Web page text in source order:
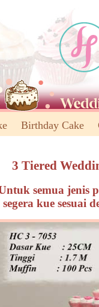
Birthday Cake
3 Tiered
semua jenis
segera kue sesuai